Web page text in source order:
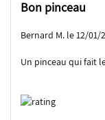
Bon pinceau
Bernard M. le 12/01/
Un pinceau qui fait